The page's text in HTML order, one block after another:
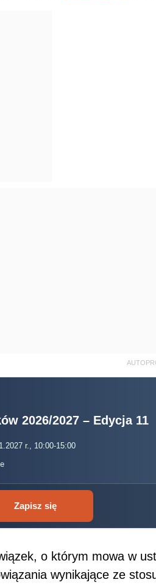
2026/2027 – Edycja 11
r., 10:00-15:00
Zapisz się
o którym mowa w
wynikające ze